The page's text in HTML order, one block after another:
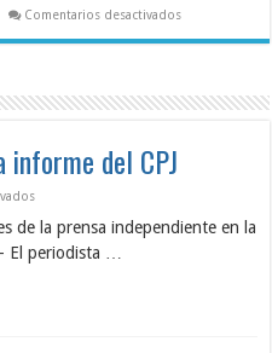
internacional
el
Melissa
Comentarios desactivadosen
de
críticas
en
del CPJ
en Periodista cubano critica informe del
de la prensa independiente en la
El periodista …